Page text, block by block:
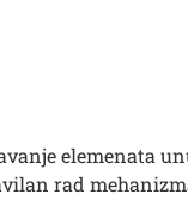
elemenata
rad